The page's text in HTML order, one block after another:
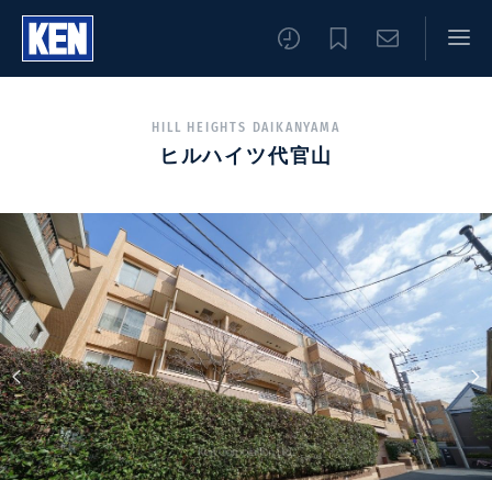
HILL HEIGHTS DAIKANYAMA
ヒルハイツ代官山